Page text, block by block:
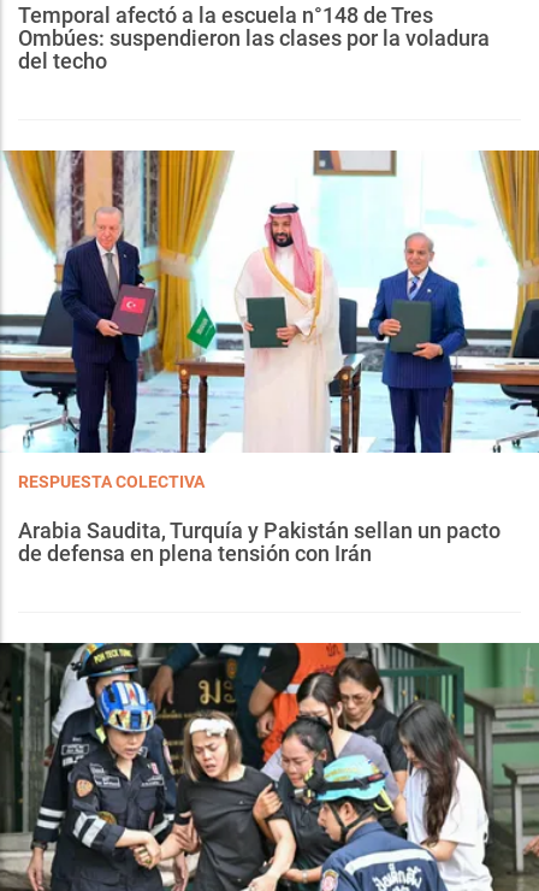
Temporal afectó a la escuela n°148 de Tres
Ombúes: suspendieron las clases por la voladura
del techo
RESPUESTA COLECTIVA
Arabia Saudita, Turquía y Pakistán sellan un pacto
de defensa en plena tensión con Irán